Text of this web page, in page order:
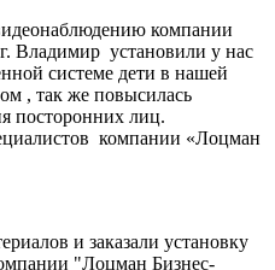
компании
Владимир установили у нас
системе дети в нашей
, так же повысилась
посторонних лиц.
компании «Лоцман
и заказали установку
"Лоцман Бизнес-